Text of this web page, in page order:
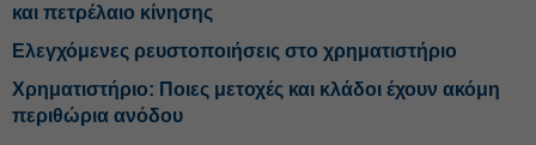
και πετρέλαιο κίνησης
Ελεγχόμενες ρευστοποιήσεις στο χρηματιστήριο
Χρηματιστήριο: Ποιες μετοχές και κλάδοι έχουν ακόμη
περιθώρια ανόδου